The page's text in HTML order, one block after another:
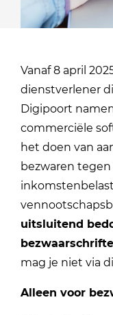
Vanaf 8 april
dienstverlener
Digipoort
commerciële
het doen van
bezwaren
uitsluitend
mag je niet via
Alleen voor